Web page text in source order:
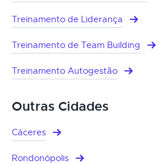
Treinamento de Liderança
Treinamento de Team Building
Treinamento Autogestão
Outras Cidades
Cáceres
Rondonópolis